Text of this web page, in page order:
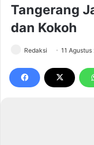
Tangerang
dan Kokoh
Redaksi 11